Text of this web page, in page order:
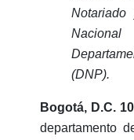
(DNP).
Bogotá, D.C.
departamento